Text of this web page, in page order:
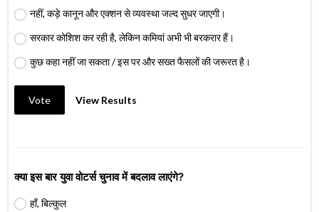
नहीं, कड़े कानून और एक्शन से व्यवस्था जल्द सुधर जाएगी।
सरकार कोशिश कर रही है, लेकिन कमियां अभी भी बरकरार हैं।
कुछ कहा नहीं जा सकता / इस पर और सख्त फैसलों की जरूरत है।
Vote View Results
क्या इस बार युवा वोटर्स चुनाव में बदलाव लाएंगे?
हाँ, बिल्कुल